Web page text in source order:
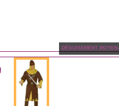
DÉGUISEMENT